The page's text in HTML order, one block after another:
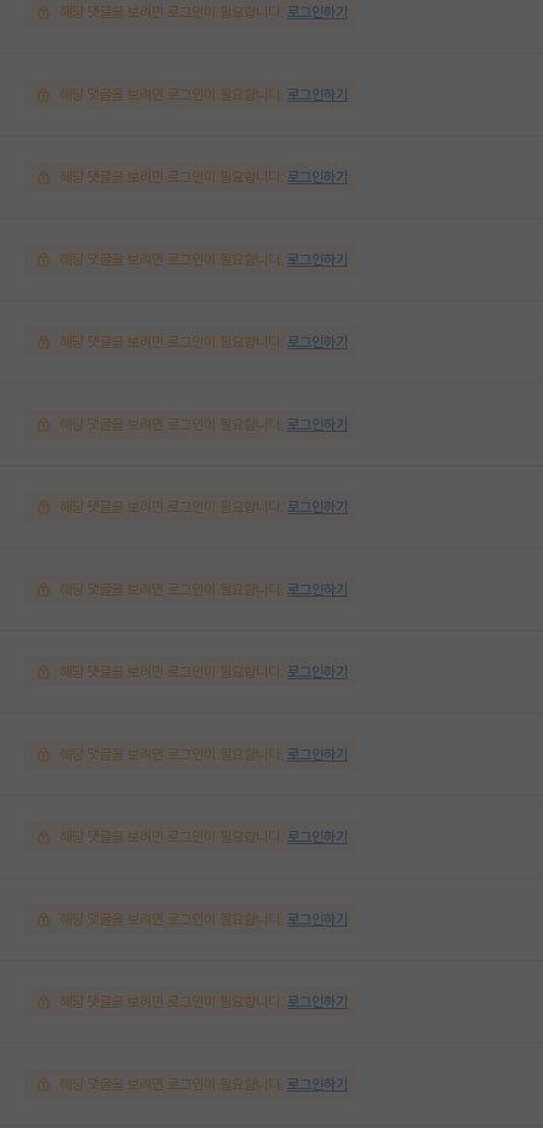
해당 댓글을 보려면 로그인이 필요합니다. 로그인하기
해당 댓글을 보려면 로그인이 필요합니다. 로그인하기
해당 댓글을 보려면 로그인이 필요합니다. 로그인하기
해당 댓글을 보려면 로그인이 필요합니다. 로그인하기
해당 댓글을 보려면 로그인이 필요합니다. 로그인하기
해당 댓글을 보려면 로그인이 필요합니다. 로그인하기
해당 댓글을 보려면 로그인이 필요합니다. 로그인하기
해당 댓글을 보려면 로그인이 필요합니다. 로그인하기
해당 댓글을 보려면 로그인이 필요합니다. 로그인하기
해당 댓글을 보려면 로그인이 필요합니다. 로그인하기
해당 댓글을 보려면 로그인이 필요합니다. 로그인하기
해당 댓글을 보려면 로그인이 필요합니다. 로그인하기
해당 댓글을 보려면 로그인이 필요합니다. 로그인하기
해당 댓글을 보려면 로그인이 필요합니다. 로그인하기